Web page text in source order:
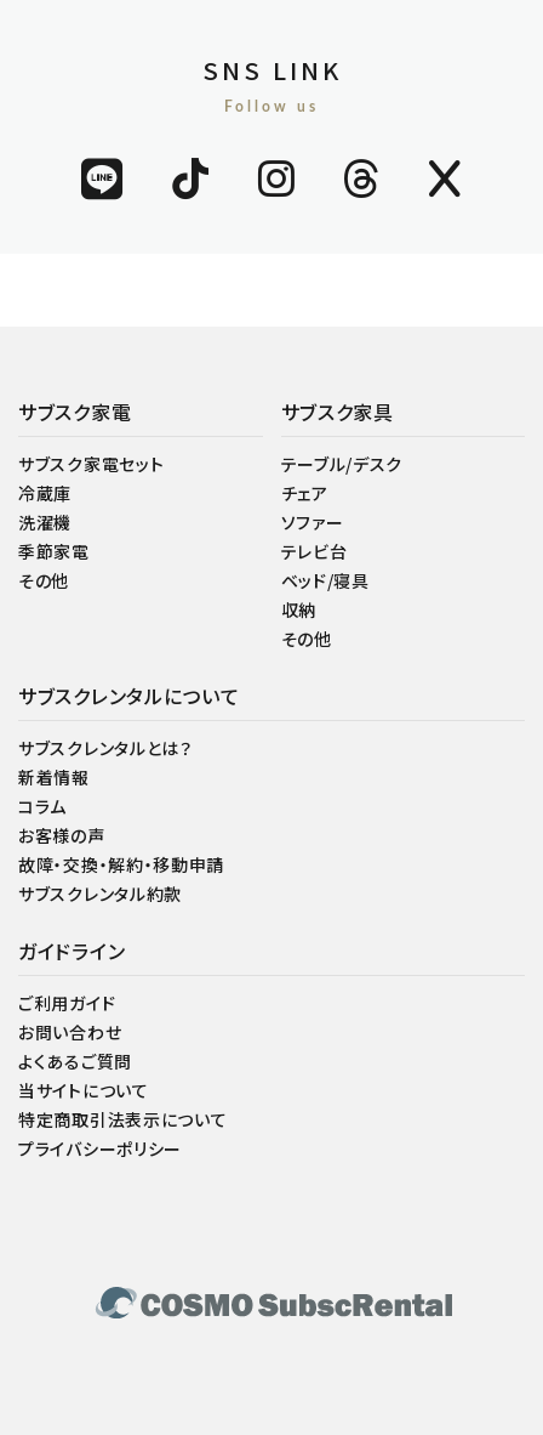
SNS LINK
Follow us
サブスク家電
サブスク家電セット
冷蔵庫
洗濯機
季節家電
その他
サブスク家具
テーブル/デスク
チェア
ソファー
テレビ台
ベッド/寝具
収納
その他
サブスクレンタルについて
サブスクレンタルとは？
新着情報
コラム
お客様の声
故障・交換・解約・移動申請
サブスクレンタル約款
ガイドライン
ご利用ガイド
お問い合わせ
よくあるご質問
当サイトについて
特定商取引法表示について
プライバシーポリシー